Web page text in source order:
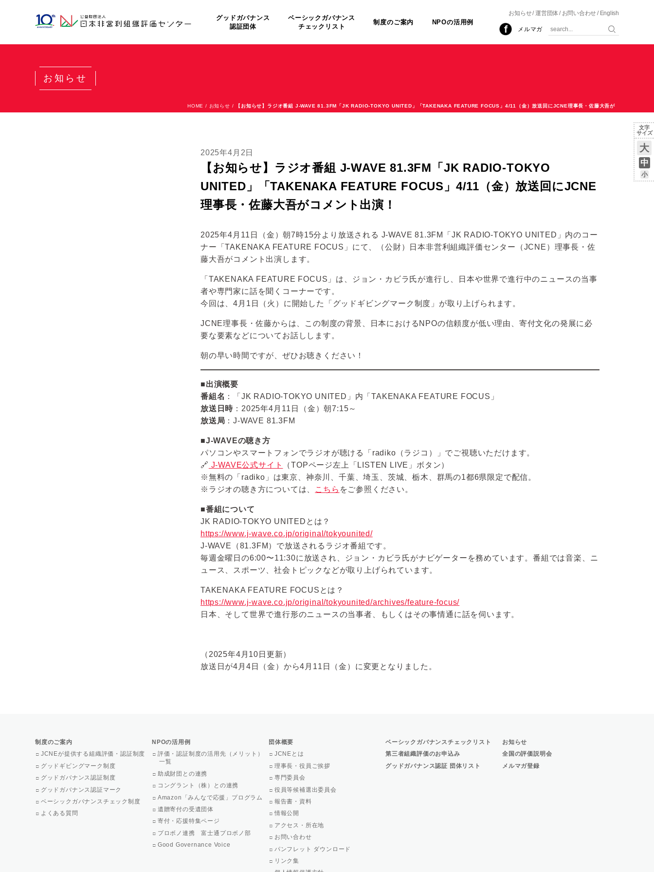
グッドガバナンス
認証団体
ベーシックガバナンス
チェックリスト
制度のご案内 NPOの活用例
お知らせ 運営団体 お問い合わせ English
メルマガ
文字
サイズ
大
中
小
お知らせ
HOME / お知らせ /
【お知らせ】ラジオ番組 J-WAVE 81.3FM「JK RADIO-TOKYO UNITED」「TAKENAKA FEATURE FOCUS」4/11（金）放送回にJCNE理事長・佐藤大吾が
2025年4月2日
【お知らせ】ラジオ番組 J-WAVE 81.3FM「JK RADIO-TOKYO
UNITED」「TAKENAKA FEATURE FOCUS」4/11（金）放送回にJCNE
理事長・佐藤大吾がコメント出演！
2025年4月11日（金）朝7時15分より放送される J-WAVE 81.3FM「JK RADIO-TOKYO UNITED」内のコー
ナー「TAKENAKA FEATURE FOCUS」にて、（公財）日本非営利組織評価センター（JCNE）理事長・佐
藤大吾がコメント出演します。
「TAKENAKA FEATURE FOCUS」は、ジョン・カビラ氏が進行し、日本や世界で進行中のニュースの当事
者や専門家に話を聞くコーナーです。
今回は、4月1日（火）に開始した「グッドギビングマーク制度」が取り上げられます。
JCNE理事長・佐藤からは、この制度の背景、日本におけるNPOの信頼度が低い理由、寄付文化の発展に必
要な要素などについてお話しします。
朝の早い時間ですが、ぜひお聴きください！
■出演概要
番組名 ：「JK RADIO-TOKYO UNITED」内「TAKENAKA FEATURE FOCUS」
放送日時 ：2025年4月11日（金）朝7:15～
放送局 ：J-WAVE 81.3FM
■J-WAVEの聴き方
パソコンやスマートフォンでラジオが聴ける「radiko（ラジコ）」でご視聴いただけます。
🔗 J-WAVE公式サイト
（TOPページ左上「LISTEN LIVE」ボタン）
※無料の「radiko」は東京、神奈川、千葉、埼玉、茨城、栃木、群馬の1都6県限定で配信。
※ラジオの聴き方については、
こちら をご参照ください。
■番組について
JK RADIO-TOKYO UNITEDとは？
https://www.j-wave.co.jp/original/tokyounited/
J-WAVE（81.3FM）で放送されるラジオ番組です。
毎週金曜日の6:00〜11:30に放送され、ジョン・カビラ氏がナビゲーターを務めています。番組では音楽、ニ
ュース、スポーツ、社会トピックなどが取り上げられています。
TAKENAKA FEATURE FOCUSとは？
https://www.j-wave.co.jp/original/tokyounited/archives/feature-focus/
日本、そして世界で進行形のニュースの当事者、もしくはその事情通に話を伺います。
（2025年4月10日更新）
放送日が4月4日（金）から4月11日（金）に変更となりました。
制度のご案内
JCNEが提供する組織評価・認証制度
グッドギビングマーク制度
グッドガバナンス認証制度
グッドガバナンス認証マーク
ベーシックガバナンスチェック制度
よくある質問
NPOの活用例
評価・認証制度の活用先（メリット）
一覧
助成財団との連携
コングラント（株）との連携
Amazon「みんなで応援」プログラム
遺贈寄付の受遺団体
寄付・応援特集ページ
プロボノ連携 富士通プロボノ部
Good Governance Voice
団体概要
JCNEとは
理事長・役員ご挨拶
専門委員会
役員等候補選出委員会
報告書・資料
情報公開
アクセス・所在地
お問い合わせ
パンフレット ダウンロード
リンク集
ベーシックガバナンスチェックリスト
第三者組織評価のお申込み
グッドガバナンス認証 団体リスト
お知らせ
全国の評価説明会
メルマガ登録